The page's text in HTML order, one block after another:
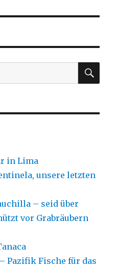
in Lima
unsere letzten
– seid über
vor Grabräubern
Pazifik Fische für das